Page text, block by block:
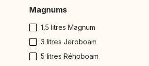
Magnums
1,5 litres Magnum
3 litres Jeroboam
5 litres Réhoboam